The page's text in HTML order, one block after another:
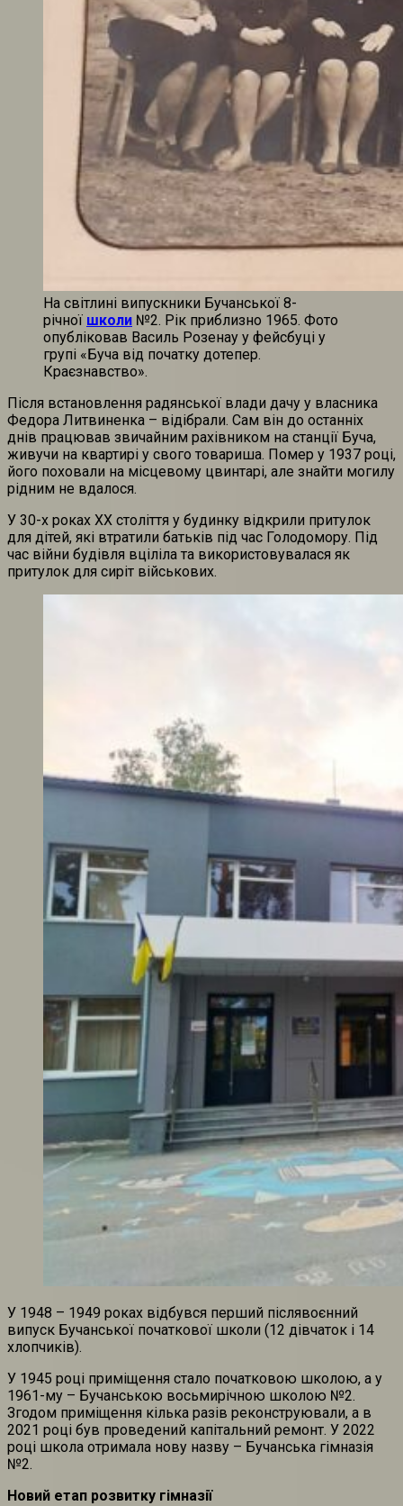
На світлині випускники Бучанської 8-
річної школи №2. Рік приблизно 1965. Фото
опубліковав Василь Розенау у фейсбуці у
групі «Буча від початку дотепер.
Краєзнавство».
Після встановлення радянської влади дачу у власника
Федора Литвиненка – відібрали. Сам він до останніх
днів працював звичайним рахівником на станції Буча,
живучи на квартирі у свого товариша. Помер у 1937 році,
його поховали на місцевому цвинтарі, але знайти могилу
рідним не вдалося.
У 30-х роках ХХ століття у будинку відкрили притулок
для дітей, які втратили батьків під час Голодомору. Під
час війни будівля вціліла та використовувалася як
притулок для сиріт військових.
У 1948 – 1949 роках відбувся перший післявоєнний
випуск Бучанської початкової школи (12 дівчаток і 14
хлопчиків).
У 1945 році приміщення стало початковою школою, а у
1961-му – Бучанською восьмирічною школою №2.
Згодом приміщення кілька разів реконструювали, а в
2021 році був проведений капітальний ремонт. У 2022
році школа отримала нову назву – Бучанська гімназія
№2.
Новий етап розвитку гімназії